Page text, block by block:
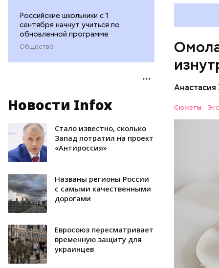
Российские школьники с 1
сентября начнут учиться по
обновленной программе
Общество
Новости Infox
Стало известно, сколько
Запад потратил на проект
«Антироссия»
Названы регионы России
с самыми качественными
дорогами
Евросоюз пересматривает
временную защиту для
украинцев
Сюжеты:
Дыня
лютеин
наше
калий